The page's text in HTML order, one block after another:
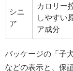
シニ
ア
カロリー
しやすい
ア成分
パッケージの「子
などの表示と、保